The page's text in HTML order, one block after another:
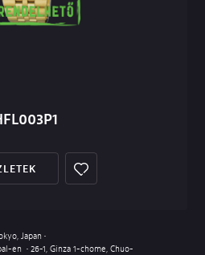
Japan •
en • 26-1, Ginza 1-chome, Chuo-